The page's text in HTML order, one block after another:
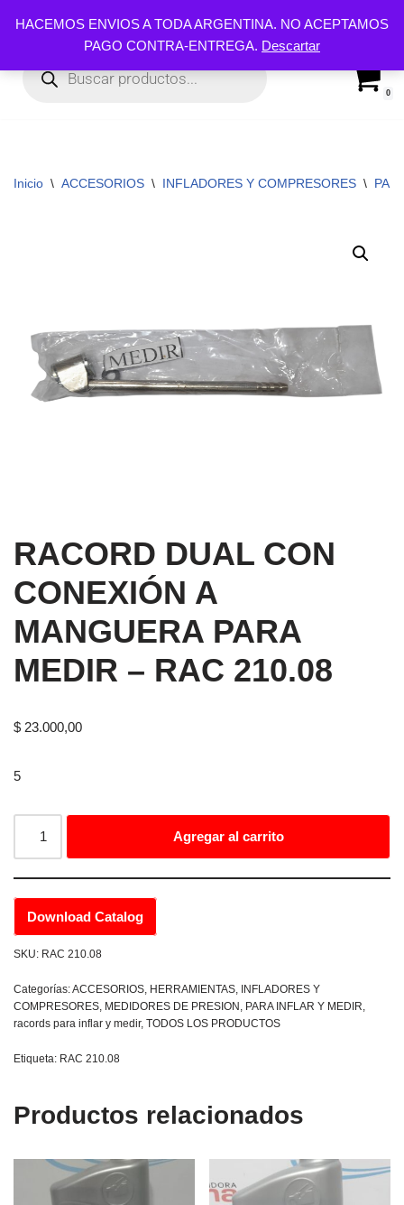
HACEMOS ENVIOS A TODA ARGENTINA. NO ACEPTAMOS
PAGO CONTRA-ENTREGA. Descartar
al
contenido
0
Inicio \ ACCESORIOS \ INFLADORES Y COMPRESORES \
RACORD DUAL CON
CONEXIÓN A
MANGUERA PARA
MEDIR – RAC 210.08
$ 23.000,00
5
Agregar al carrito
Download Catalog
SKU: RAC 210.08
Categorías:ACCESORIOS HERRAMIENTAS INFLADORES Y
COMPRESORES MEDIDORES DE PRESION PARA INFLAR Y MEDIR
racords para inflar y medir, TODOS LOS PRODUCTOS
Etiqueta: RAC 210.08
Productos relacionados